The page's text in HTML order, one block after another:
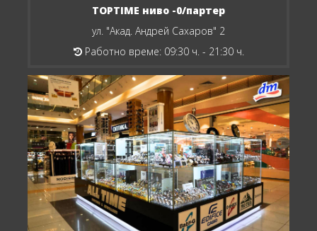
TOPTIME ниво -0/партер
ул. "Акад. Андрей Сахаров" 2
Работно време: 09:30 ч. - 21:30 ч.